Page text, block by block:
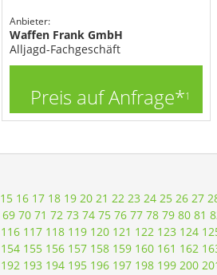
Anbieter:
Waffen Frank GmbH
Alljagd-Fachgeschäft
Preis auf Anfrage*1
15 16 17 18 19 20 21 22 23 24 25 26 27
69 70 71 72 73 74 75 76 77 78 79 80 81
116 117 118 119 120 121 122 123 124
154 155 156 157 158 159 160 161 162
192 193 194 195 196 197 198 199 200